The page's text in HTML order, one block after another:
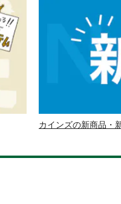
カインズの新商品・